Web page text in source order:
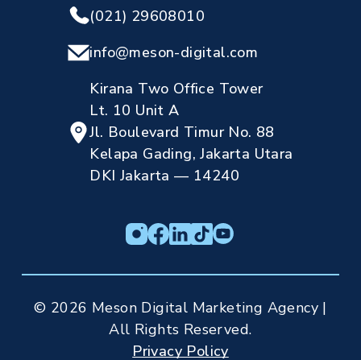
(021) 29608010
info@meson-digital.com
Kirana Two Office Tower
Lt. 10 Unit A
Jl. Boulevard Timur No. 88
Kelapa Gading, Jakarta Utara
DKI Jakarta — 14240
© 2026 Meson Digital Marketing Agency |
All Rights Reserved.
Privacy Policy